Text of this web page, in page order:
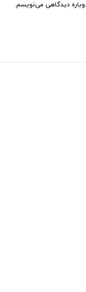
دیدگاهی می‌نویسم.